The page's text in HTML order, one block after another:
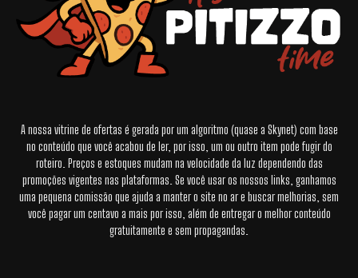
A nossa vitrine de ofertas é gerada por um algoritmo (quase a Skynet) com base
no conteúdo que você acabou de ler, por isso, um ou outro item pode fugir do
roteiro. Preços e estoques mudam na velocidade da luz dependendo das
promoções vigentes nas plataformas. Se você usar os nossos links, ganhamos
uma pequena comissão que ajuda a manter o site no ar e buscar melhorias, sem
você pagar um centavo a mais por isso, além de entregar o melhor conteúdo
gratuitamente e sem propagandas.